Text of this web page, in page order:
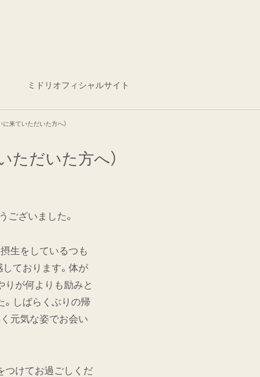
ミドリオフィシャルサイト
に来ていただいた方へ）
ただいた方へ）
ございました。
生をしているつも
ております。体が
りが何よりも励みと
。しばらくぶりの帰
元気な姿でお会い
つけてお過ごしくだ